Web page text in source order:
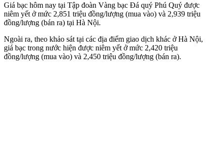
Giá bạc hôm nay tại Tập đoàn Vàng bạc Đá quý Phú Quý được
niêm yết ở mức 2,851 triệu đồng/lượng (mua vào) và 2,939 triệu
đồng/lượng (bán ra) tại Hà Nội.
Ngoài ra, theo khảo sát tại các địa điểm giao dịch khác ở Hà Nội,
giá bạc trong nước hiện được niêm yết ở mức 2,420 triệu
đồng/lượng (mua vào) và 2,450 triệu đồng/lượng (bán ra).